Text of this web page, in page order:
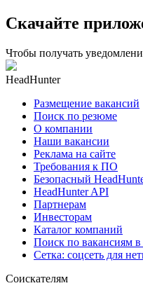
Скачайте
Чтобы получать
HeadHunter
Размещение вакансий
Поиск по резюме
О компании
Наши вакансии
Реклама на сайте
Требования к ПО
Безопасный
HeadHunter API
Партнерам
Инвесторам
Каталог компаний
Поиск по вакансиям
Сетка: соцсеть для
Соискателям